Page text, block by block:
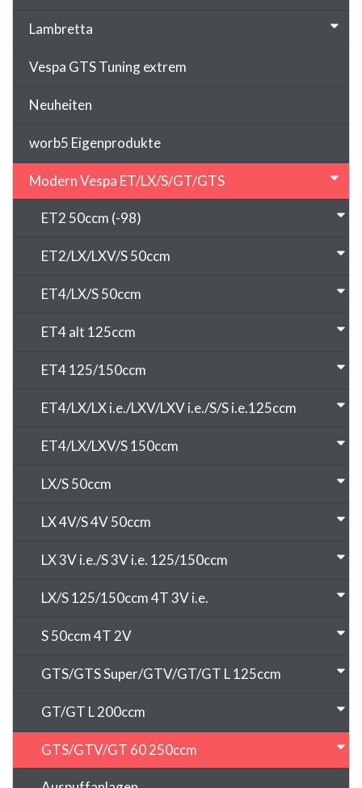
Lambretta
Vespa GTS Tuning extrem
Neuheiten
worb5 Eigenprodukte
Modern Vespa ET/LX/S/GT/GTS
ET2 50ccm (-98)
ET2/LX/LXV/S 50ccm
ET4/LX/S 50ccm
ET4 alt 125ccm
ET4 125/150ccm
ET4/LX/LX i.e./LXV/LXV i.e./S/S i.e.125ccm
ET4/LX/LXV/S 150ccm
LX/S 50ccm
LX 4V/S 4V 50ccm
LX 3V i.e./S 3V i.e. 125/150ccm
LX/S 125/150ccm 4T 3V i.e.
S 50ccm 4T 2V
GTS/GTS Super/GTV/GT/GT L 125ccm
GT/GT L 200ccm
GTS/GTV/GT 60 250ccm